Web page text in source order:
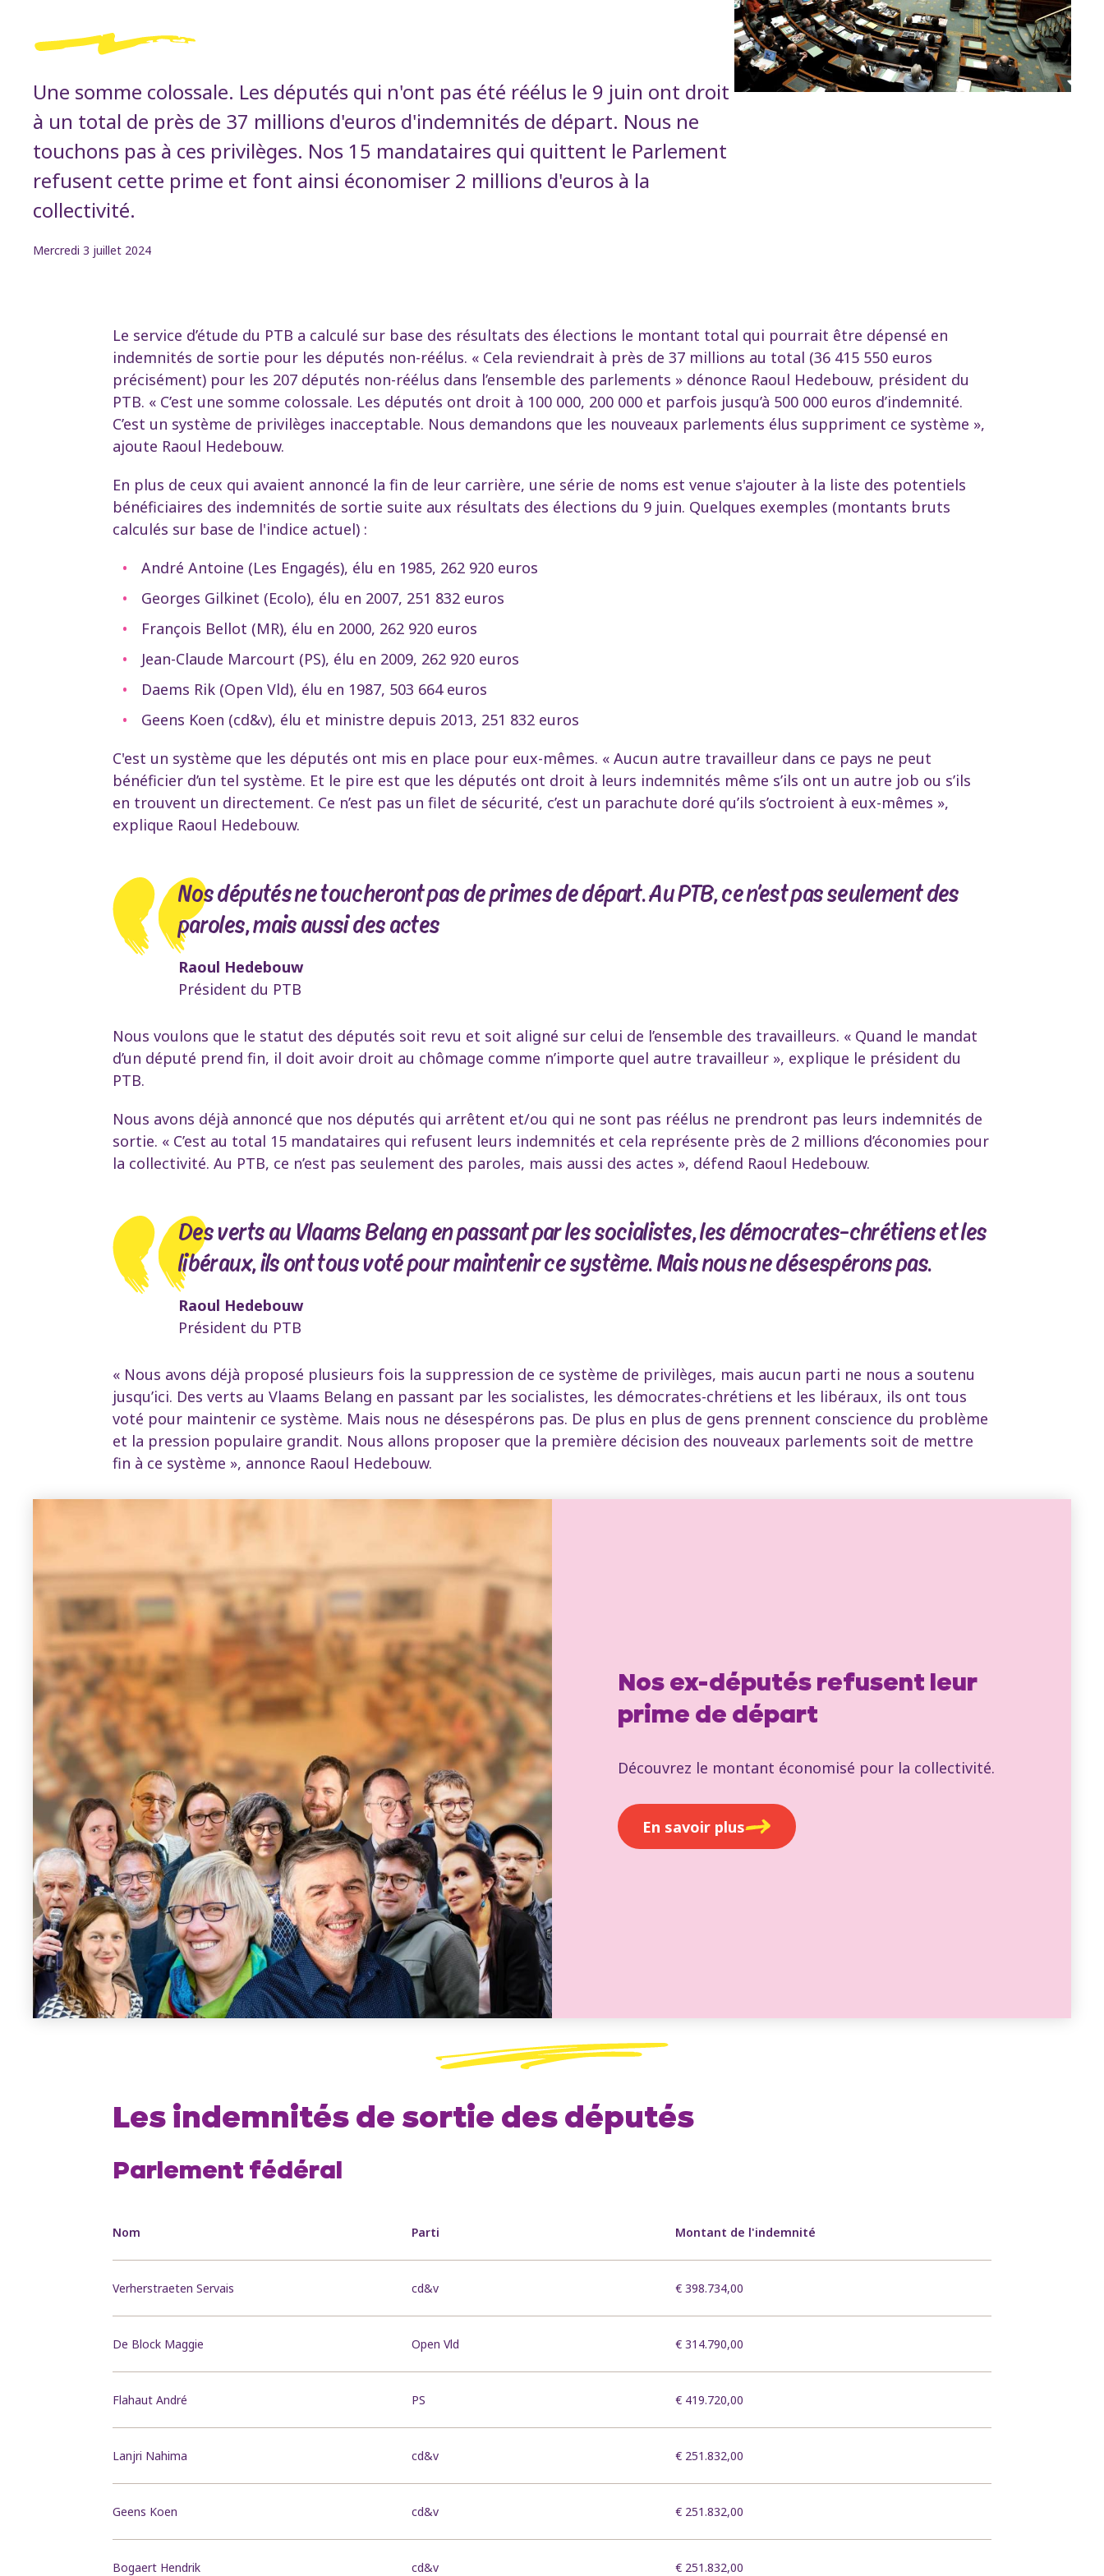
Une somme colossale. Les députés qui n'ont pas été réélus le 9 juin ont droit
à un total de près de 37 millions d'euros d'indemnités de départ. Nous ne
touchons pas à ces privilèges. Nos 15 mandataires qui quittent le Parlement
refusent cette prime et font ainsi économiser 2 millions d'euros à la
collectivité.
Mercredi 3 juillet 2024
Le service d’étude du PTB a calculé sur base des résultats des élections le montant total qui pourrait être dépensé en
indemnités de sortie pour les députés non-réélus. « Cela reviendrait à près de 37 millions au total (36 415 550 euros
précisément) pour les 207 députés non-réélus dans l’ensemble des parlements » dénonce Raoul Hedebouw, président du
PTB. « C’est une somme colossale. Les députés ont droit à 100 000, 200 000 et parfois jusqu’à 500 000 euros d’indemnité.
C’est un système de privilèges inacceptable. Nous demandons que les nouveaux parlements élus suppriment ce système »,
ajoute Raoul Hedebouw.
En plus de ceux qui avaient annoncé la fin de leur carrière, une série de noms est venue s'ajouter à la liste des potentiels
bénéficiaires des indemnités de sortie suite aux résultats des élections du 9 juin. Quelques exemples (montants bruts
calculés sur base de l'indice actuel) :
André Antoine (Les Engagés), élu en 1985, 262 920 euros
Georges Gilkinet (Ecolo), élu en 2007, 251 832 euros
François Bellot (MR), élu en 2000, 262 920 euros
Jean-Claude Marcourt (PS), élu en 2009, 262 920 euros
Daems Rik (Open Vld), élu en 1987, 503 664 euros
Geens Koen (cd&v), élu et ministre depuis 2013, 251 832 euros
C'est un système que les députés ont mis en place pour eux-mêmes. « Aucun autre travailleur dans ce pays ne peut
bénéficier d’un tel système. Et le pire est que les députés ont droit à leurs indemnités même s’ils ont un autre job ou s’ils
en trouvent un directement. Ce n’est pas un filet de sécurité, c’est un parachute doré qu’ils s’octroient à eux-mêmes »,
explique Raoul Hedebouw.
Nos députés ne toucheront pas de primes de départ. Au PTB, ce n’est pas seulement des
paroles, mais aussi des actes
Raoul Hedebouw
Président du PTB
Nous voulons que le statut des députés soit revu et soit aligné sur celui de l’ensemble des travailleurs. « Quand le mandat
d’un député prend fin, il doit avoir droit au chômage comme n’importe quel autre travailleur », explique le président du
PTB.
Nous avons déjà annoncé que nos députés qui arrêtent et/ou qui ne sont pas réélus ne prendront pas leurs indemnités de
sortie. « C’est au total 15 mandataires qui refusent leurs indemnités et cela représente près de 2 millions d’économies pour
la collectivité. Au PTB, ce n’est pas seulement des paroles, mais aussi des actes », défend Raoul Hedebouw.
Des verts au Vlaams Belang en passant par les socialistes, les démocrates-chrétiens et les
libéraux, ils ont tous voté pour maintenir ce système. Mais nous ne désespérons pas.
Raoul Hedebouw
Président du PTB
« Nous avons déjà proposé plusieurs fois la suppression de ce système de privilèges, mais aucun parti ne nous a soutenu
jusqu’ici. Des verts au Vlaams Belang en passant par les socialistes, les démocrates-chrétiens et les libéraux, ils ont tous
voté pour maintenir ce système. Mais nous ne désespérons pas. De plus en plus de gens prennent conscience du problème
et la pression populaire grandit. Nous allons proposer que la première décision des nouveaux parlements soit de mettre
fin à ce système », annonce Raoul Hedebouw.
Nos ex-députés refusent leur
prime de départ
Découvrez le montant économisé pour la collectivité.
En savoir plus
Les indemnités de sortie des députés
Parlement fédéral
Nom Parti Montant de l'indemnité
Verherstraeten Servais cd&v € 398.734,00
De Block Maggie Open Vld € 314.790,00
Flahaut André PS € 419.720,00
Lanjri Nahima cd&v € 251.832,00
Geens Koen cd&v € 251.832,00
Bogaert Hendrik cd&v € 251.832,00